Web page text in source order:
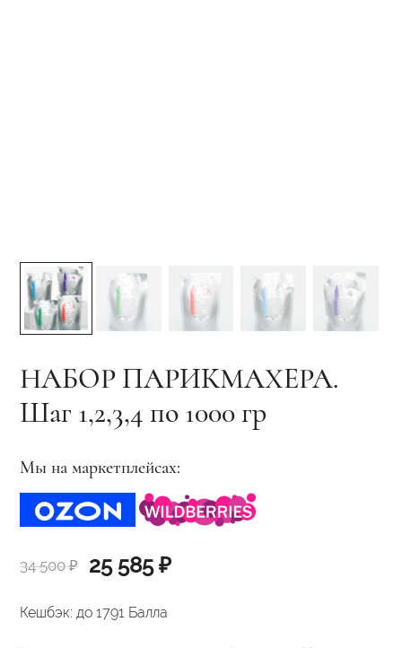
НАБОР ПАРИКМАХЕРА.
Шаг 1,2,3,4 по 1000 гр
Мы на маркетплейсах:
34 500₽
Первоначальная
цена
25 585₽Текущая
Кешбэк: до 1791 Балла